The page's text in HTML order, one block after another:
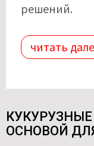
решений.
читать
ОСНОВОЙ